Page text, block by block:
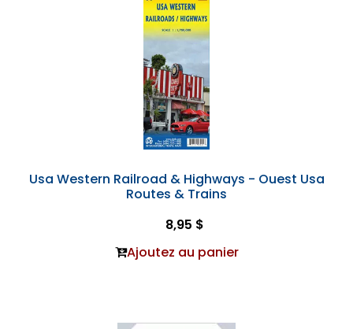
Usa Western Railroad & Highways - Ouest Usa
Routes & Trains
8,95 $
Ajoutez au panier